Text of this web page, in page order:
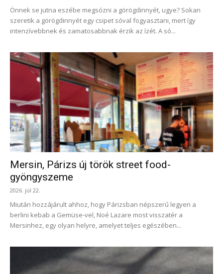
Önnek se jutna eszébe megsózni a görögdinnyét, ugye? Sokan
szeretik a görögdinnyét egy csipet sóval fogyasztani, mert így
intenzívebbnek és zamatosabbnak érzik az ízét. A só...
Mersin, Párizs új török street food-
gyöngyszeme
2026. júl 22.
Miután hozzájárult ahhoz, hogy Párizsban népszerű legyen a
berlini kebab a Gemüse-vel, Noé Lazare most visszatér a
Mersinhez, egy olyan helyre, amelyet teljes egészében...